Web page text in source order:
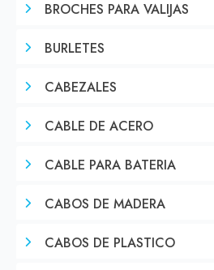
BROCHES PARA VALIJAS
BURLETES
CABEZALES
CABLE DE ACERO
CABLE PARA BATERIA
CABOS DE MADERA
CABOS DE PLASTICO